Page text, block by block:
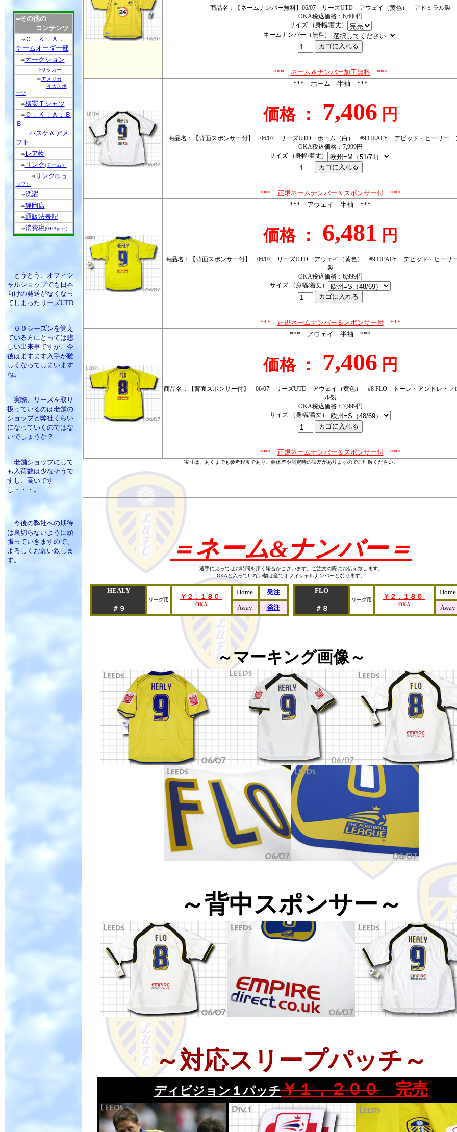
⇒その他の
コンテンツ
⇒Ｏ．Ｋ．Ａ．
チームオーダー部
⇒オークション
⇒サッカー
⇒アメリカ
４大スポ
ーツ
⇒格安Ｔシャツ
⇒Ｏ．Ｋ．Ａ．Ｂ
Ｂ
バスケ＆アメ
フト
⇒レア物
⇒リンク(チーム）
⇒リンク(ショ
ップ）
⇒洗濯
⇒静岡店
⇒通販法表記
⇒消費税(04/Apr～)
とうとう、オフィシ
ャルショップでも日本
向けの発送がなくなっ
てしまったリーズUTD
００シーズンを覚え
ている方にとっては悲
しい出来事ですが、今
後はますます入手が難
しくなってしまいます
ね。
実際、リーズを取り
扱っているのは老舗の
ショップと弊社くらい
になっていくのではな
いでしょうか？
老舗ショップにして
も入荷数は少なそうで
すし、高いです
し・・・。
今後の弊社への期待
は裏切らないように頑
張っていきますので、
よろしくお願い致しま
す。
商品名：【ネームナンバー無料】06/07 リーズUTD アウェイ（黄色） アドミラル製
OKA税込価格：6,600円
サイズ （身幅/着丈）
ネームナンバー（無料）
*** ネーム＆ナンバー加工無料***
*** ホーム 半袖 ***
価格 ： 7,406 円
商品名：【背面スポンサー付】 06/07 リーズUTD ホーム（白） #9 HEALY デビッド・ヒーリー
OKA税込価格：7,999円
サイズ （身幅/着丈）
*** 正規ネームナンバー＆スポンサー付***
*** アウェイ 半袖 ***
価格 ： 6,481 円
商品名：【背面スポンサー付】 06/07 リーズUTD アウェイ（黄色） #9 HEALY デビッド・ヒーリ
製
OKA税込価格：6,999円
サイズ （身幅/着丈）
*** 正規ネームナンバー＆スポンサー付***
*** アウェイ 半袖 ***
価格 ： 7,406 円
商品名：【背面スポンサー付】 06/07 リーズUTD アウェイ（黄色） #8 FLO トーレ・アンドレ・フ
ル製
OKA税込価格：7,999円
サイズ （身幅/着丈）
*** 正規ネームナンバー＆スポンサー付***
実寸は、あくまでも参考程度であり、個体差や測定時の誤差がありますのでご理解ください。
＝ネーム&ナンバー＝
選手によってはお時間を頂く場合がございます。ご注文の際にお伝え致します。
OKAと入っていない物は全てオフィシャルナンバーとなります。
HEALY
＃９
リーグ用 ￥２，１８０-
OKA
Home
発注
Away
発注
FLO
＃８
リーグ用 ￥２，１８０-
OKA
Home
Away
～マーキング画像～
～背中スポンサー～
～対応スリープパッチ～
ディビジョン１パッチ￥１，２００ 完売